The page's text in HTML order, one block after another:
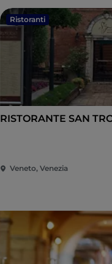
Ristoranti
RISTORANTE SAN
Veneto, Venezia